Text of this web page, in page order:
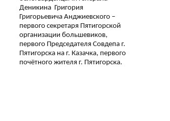
Деникина Григория
Григорьевича Анджиевского –
первого секретаря Пятигорской
организации большевиков,
первого Председателя Совдепа г.
Пятигорска на г. Казачка, первого
почётного жителя г. Пятигорска.